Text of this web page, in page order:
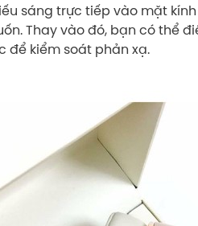
sáng trực tiếp vào mặt
Thay vào đó, bạn có thể
để kiểm soát phản xạ.